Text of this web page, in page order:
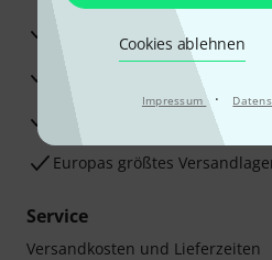
Cookies ablehnen
Impressum ·
Beratung durch Fachexperten
Zufriedenheitsgarantie
Europas größtes
Service
Versandkosten und Lieferzeiten